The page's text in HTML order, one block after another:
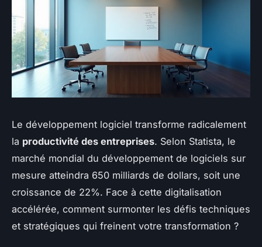
Le développement logiciel transforme radicalement
la productivité des entreprises. Selon Statista, le
marché mondial du développement de logiciels sur
mesure atteindra 650 milliards de dollars, soit une
croissance de 22%. Face à cette digitalisation
accélérée, comment surmonter les défis techniques
et stratégiques qui freinent votre transformation ?